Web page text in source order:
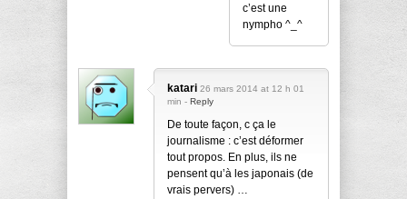
c’est une
nympho ^_^
katari 26 mars 2014 at 12 h 01
min - Reply
De toute façon, c ça le
journalisme : c’est déformer
tout propos. En plus, ils ne
pensent qu’à les japonais (de
vrais pervers) …